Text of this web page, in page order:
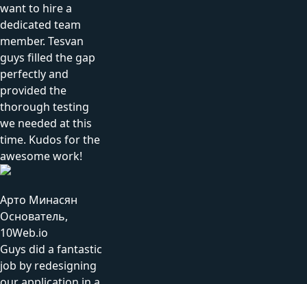
want to hire a
dedicated team
member. Tesvan
guys filled the gap
perfectly and
provided the
thorough testing
we needed at this
time. Kudos for the
awesome work!
Арто Минасян
Основатель,
10Web.io
Guys did a fantastic
job by redesigning